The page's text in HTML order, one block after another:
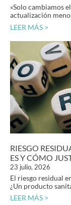
«Solo cambiamos
actualización
LEER MÁS >
RIESGO
ES Y CÓMO
23 julio, 2026
El riesgo residual
¿Un producto
LEER MÁS >